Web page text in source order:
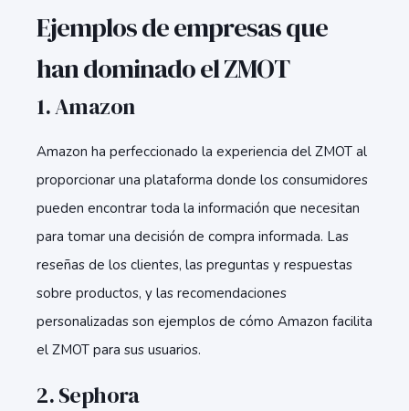
Ejemplos de empresas que
han dominado el ZMOT
1.Amazon
Amazon ha perfeccionado la experiencia del ZMOT al
proporcionar una plataforma donde los consumidores
pueden encontrar toda la información que necesitan
para tomar una decisión de compra informada. Las
reseñas de los clientes, las preguntas y respuestas
sobre productos, y las recomendaciones
personalizadas son ejemplos de cómo Amazon facilita
el ZMOT para sus usuarios.
2.Sephora